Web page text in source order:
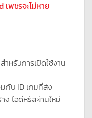
พชรจะไม่หาย
ำหรับการเปิดใช้งาน
กับ ID เกมที่ส่ง
ง ไอดีหรัสผ่านใหม่